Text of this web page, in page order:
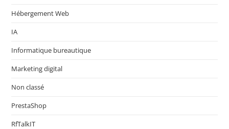
Hébergement Web
IA
Informatique bureautique
Marketing digital
Non classé
PrestaShop
RfTalkIT